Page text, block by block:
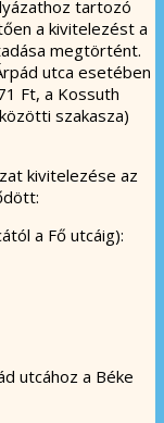
tartozó
a kivitelezést a
megtörtént.
utca esetében
Ft, a Kossuth
szakasza)
kivitelezése az
a Fő utcáig):
utcához a Béke